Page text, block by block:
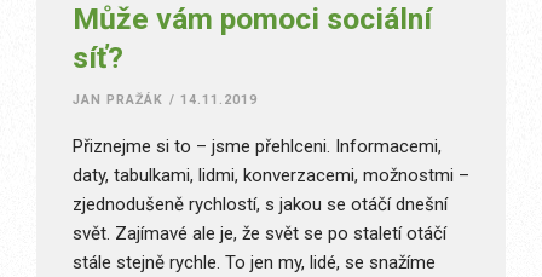
Může vám pomoci sociální
síť?
JAN PRAŽÁK / 14.11.2019
Přiznejme si to – jsme přehlceni. Informacemi,
daty, tabulkami, lidmi, konverzacemi, možnostmi –
zjednodušeně rychlostí, s jakou se otáčí dnešní
svět. Zajímavé ale je, že svět se po staletí otáčí
stále stejně rychle. To jen my, lidé, se snažíme